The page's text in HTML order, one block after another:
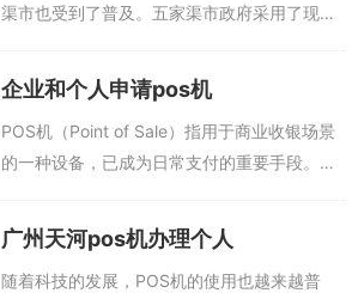
渠市也受到了普及。五家渠市政府采用了现代
个人POS机办理，提升了消费者支付体验。
POS办理入口：点此进入下载申领P0S...
企业和个人申请pos机
POS机（Point of Sale）指用于商业收银场景
的一种设备，已成为日常支付的重要手段。企
可以根据自身的情况选择合适的方式进行申
请。办理pos机：加微信...
广州天河pos机办理个人
随着科技的发展，POS机的使用也越来越普